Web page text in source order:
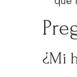
¿Mi